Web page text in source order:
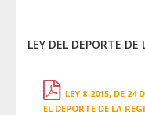
LEY DEL DEPORTE
LEY 8-2015, DE 24
EL DEPORTE DE LA